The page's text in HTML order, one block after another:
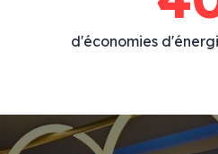
d'économies